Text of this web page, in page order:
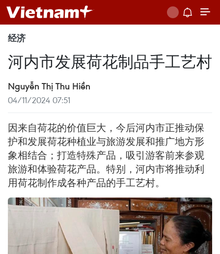
经济
河内市发展荷花制品手工艺村
Nguyễn Thị Thu Hiền
04/11/2024 07:51
因来自荷花的价值巨大，今后河内市正推动保
护和发展荷花种植业与旅游发展和推广地方形
象相结合；打造特殊产品，吸引游客前来参观
旅游和体验荷花产品。特别，河内市将推动利
用荷花制作成各种产品的手工艺村。